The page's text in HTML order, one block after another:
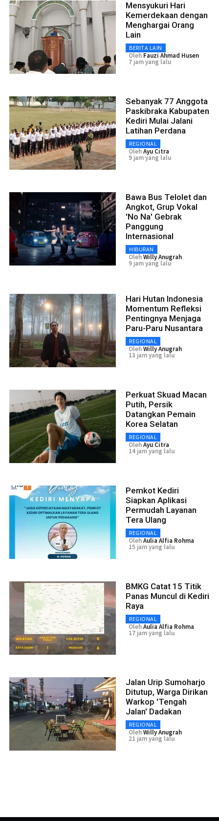
Mensyukuri Hari
Kemerdekaan dengan
Menghargai Orang
Lain
BERITA LAIN
Oleh Fauzi Ahmad Husen
7 jam yang lalu
Sebanyak 77 Anggota
Paskibraka Kabupaten
Kediri Mulai Jalani
Latihan Perdana
REGIONAL
OlehAyu Citra
9 jam yang lalu
Bawa Bus Telolet dan
Angkot, Grup Vokal
'No Na' Gebrak
Panggung
Internasional
HIBURAN
OlehWilly Anugrah
9 jam yang lalu
Hari Hutan Indonesia
Momentum Refleksi
Pentingnya Menjaga
Paru-Paru Nusantara
REGIONAL
OlehWilly Anugrah
13 jam yang lalu
Perkuat Skuad Macan
Putih, Persik
Datangkan Pemain
Korea Selatan
REGIONAL
OlehAyu Citra
14 jam yang lalu
Pemkot Kediri
Siapkan Aplikasi
Permudah Layanan
Tera Ulang
REGIONAL
OlehAulia Alfia Rohma
15 jam yang lalu
BMKG Catat 15 Titik
Panas Muncul di Kediri
Raya
REGIONAL
OlehAulia Alfia Rohma
17 jam yang lalu
Jalan Urip Sumoharjo
Ditutup, Warga Dirikan
Warkop 'Tengah
Jalan' Dadakan
REGIONAL
OlehWilly Anugrah
21 jam yang lalu